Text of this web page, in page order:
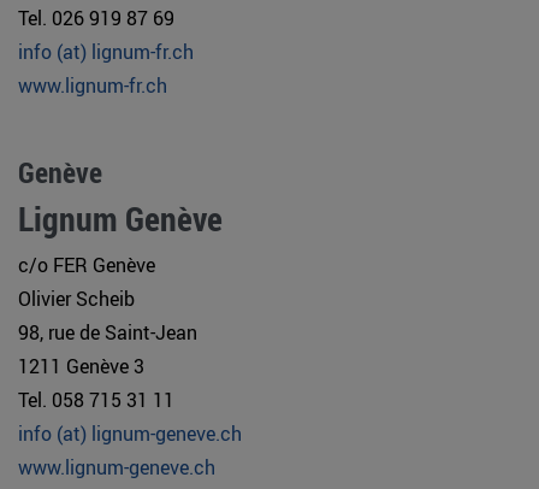
Tel. 026 919 87 69
info (at) lignum-fr.ch
www.lignum-fr.ch
Genève
Lignum Genève
c/o FER Genève
Olivier Scheib
98, rue de Saint-Jean
1211 Genève 3
Tel. 058 715 31 11
info (at) lignum-geneve.ch
www.lignum-geneve.ch